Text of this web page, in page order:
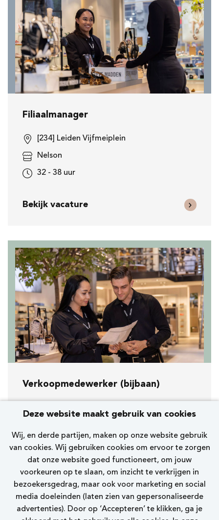
Deze website maakt gebruik van cookies
Wij, en derde partijen, maken op onze website gebruik
van cookies. Wij gebruiken cookies om ervoor te zorgen
dat onze website goed functioneert, om jouw
voorkeuren op te slaan, om inzicht te verkrijgen in
bezoekersgedrag, maar ook voor marketing en social
media doeleinden (laten zien van gepersonaliseerde
advertenties). Door op ‘Accepteren’ te klikken, ga je
Filiaalmanager
[234] Leiden Vijfmeiplein
Nelson
32 - 38 uur
Bekijk vacature
Verkoopmedewerker (bijbaan)
Nelson
0 - 12 uur
Bekijk vacature